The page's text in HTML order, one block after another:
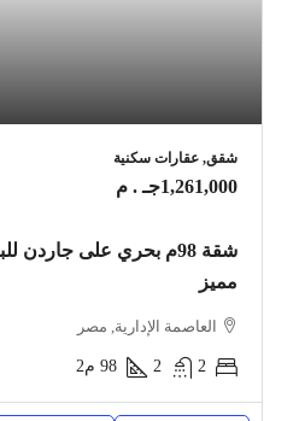
شقق, عقارات سكنية
1,261,000جـ . م
شقة 98م بحري على جاردن
مميز
العاصمة الإدارية, مصر
2
2
98 م2